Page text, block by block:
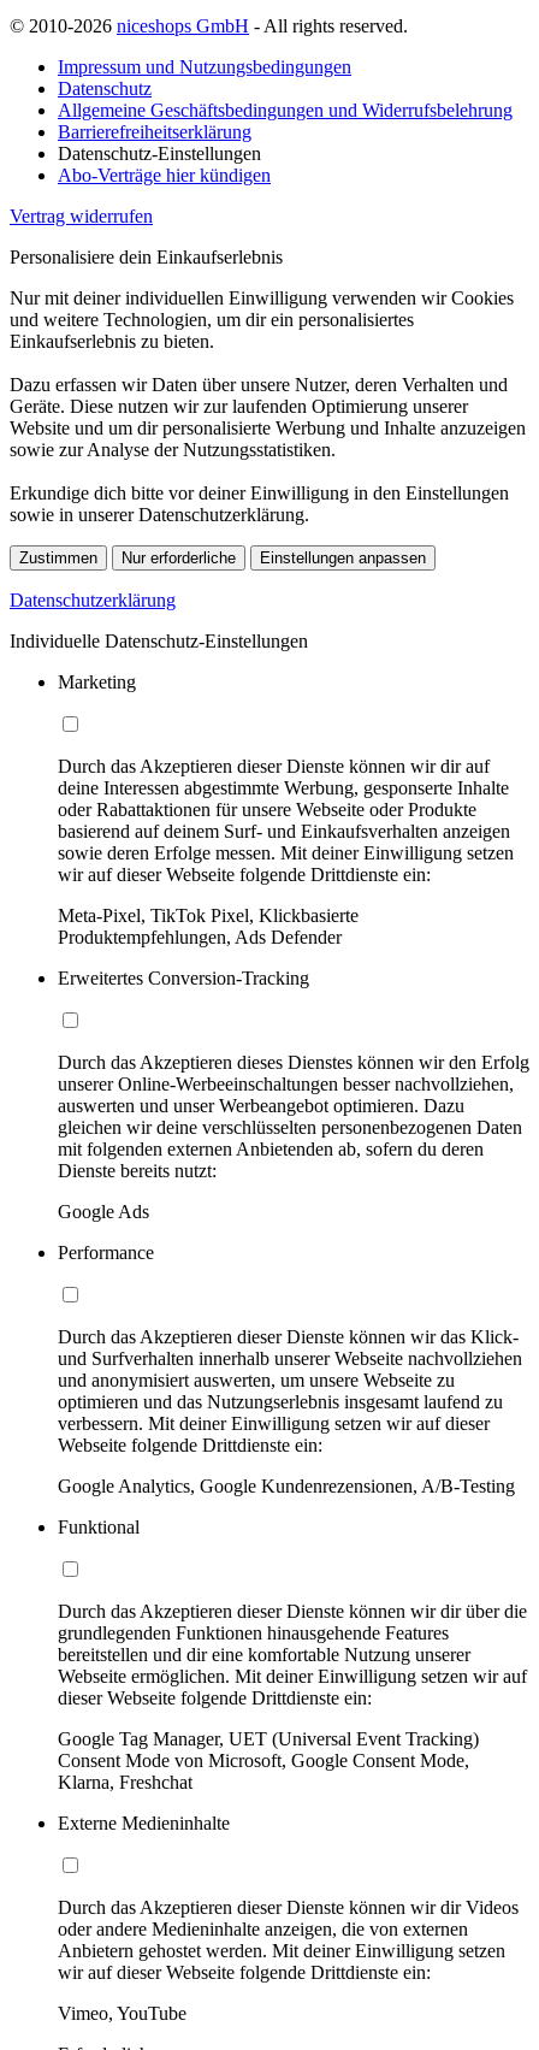
© 2010-2026 niceshops GmbH - All rights reserved.
Impressum und Nutzungsbedingungen
Datenschutz
Allgemeine Geschäftsbedingungen und Widerrufsbelehrung
Barrierefreiheitserklärung
Datenschutz-Einstellungen
Abo-Verträge hier kündigen
Vertrag widerrufen
Personalisiere dein Einkaufserlebnis
Nur mit deiner individuellen Einwilligung verwenden wir Cookies
und weitere Technologien, um dir ein personalisiertes
Einkaufserlebnis zu bieten.
Dazu erfassen wir Daten über unsere Nutzer, deren Verhalten und
Geräte. Diese nutzen wir zur laufenden Optimierung unserer
Website und um dir personalisierte Werbung und Inhalte anzuzeigen
sowie zur Analyse der Nutzungsstatistiken.
Erkundige dich bitte vor deiner Einwilligung in den Einstellungen
sowie in unserer Datenschutzerklärung.
Zustimmen Nur erforderliche Einstellungen anpassen
Datenschutzerklärung
Individuelle Datenschutz-Einstellungen
Marketing
Durch das Akzeptieren dieser Dienste können wir dir auf
deine Interessen abgestimmte Werbung, gesponserte Inhalte
oder Rabattaktionen für unsere Webseite oder Produkte
basierend auf deinem Surf- und Einkaufsverhalten anzeigen
sowie deren Erfolge messen. Mit deiner Einwilligung setzen
wir auf dieser Webseite folgende Drittdienste ein:
Meta-Pixel, TikTok Pixel, Klickbasierte
Produktempfehlungen, Ads Defender
Erweitertes Conversion-Tracking
Durch das Akzeptieren dieses Dienstes können wir den Erfolg
unserer Online-Werbeeinschaltungen besser nachvollziehen,
auswerten und unser Werbeangebot optimieren. Dazu
gleichen wir deine verschlüsselten personenbezogenen Daten
mit folgenden externen Anbietenden ab, sofern du deren
Dienste bereits nutzt:
Google Ads
Performance
Durch das Akzeptieren dieser Dienste können wir das Klick-
und Surfverhalten innerhalb unserer Webseite nachvollziehen
und anonymisiert auswerten, um unsere Webseite zu
optimieren und das Nutzungserlebnis insgesamt laufend zu
verbessern. Mit deiner Einwilligung setzen wir auf dieser
Webseite folgende Drittdienste ein:
Google Analytics, Google Kundenrezensionen, A/B-Testing
Funktional
Durch das Akzeptieren dieser Dienste können wir dir über die
grundlegenden Funktionen hinausgehende Features
bereitstellen und dir eine komfortable Nutzung unserer
Webseite ermöglichen. Mit deiner Einwilligung setzen wir auf
dieser Webseite folgende Drittdienste ein:
Google Tag Manager, UET (Universal Event Tracking)
Consent Mode von Microsoft, Google Consent Mode,
Klarna, Freshchat
Externe Medieninhalte
Durch das Akzeptieren dieser Dienste können wir dir Videos
oder andere Medieninhalte anzeigen, die von externen
Anbietern gehostet werden. Mit deiner Einwilligung setzen
wir auf dieser Webseite folgende Drittdienste ein:
Vimeo, YouTube